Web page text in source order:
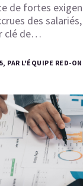
de fortes
des
clé de…
PAR L'ÉQUIPE RED-